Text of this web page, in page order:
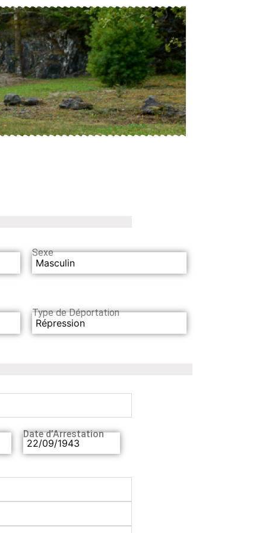
Sexe
Masculin
Type de Déportation
Répression
Date d’Arrestation
22/09/1943